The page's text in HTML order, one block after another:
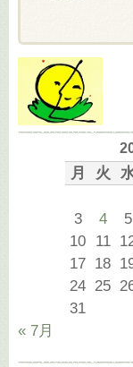
月 火
3
4 5
10 11
17 18
24 25
31
« 7月